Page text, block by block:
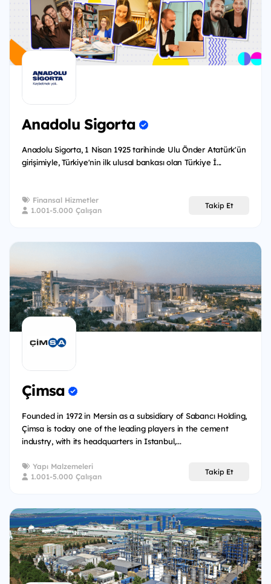
Anadolu Sigorta
Anadolu Sigorta, 1 Nisan 1925 tarihinde Ulu Önder Atatürk'ün
girişimiyle, Türkiye'nin ilk ulusal bankası olan Türkiye İ...
Finansal Hizmetler
1.001-5.000 Çalışan
Takip Et
Çimsa
Founded in 1972 in Mersin as a subsidiary of Sabancı Holding,
Çimsa is today one of the leading players in the cement
industry, with its headquarters in Istanbul,...
Yapı Malzemeleri
1.001-5.000 Çalışan
Takip Et